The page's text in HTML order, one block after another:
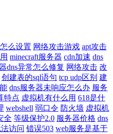
么设置 网络攻击游戏 apt攻击
minecraft服务器 cdn加速 dns
dns异常怎么修复 网络攻击 改
创建表的sql语句 tcp udp区别 建
dns服务器未响应怎么办 服务
特点 虚拟机有什么用 618是什
webshell 弱口令 防火墙 虚拟机
全 等级保护2.0 服务器价格 dns
访问 错误503 web服务是基于